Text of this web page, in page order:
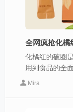
化橘红的破圈
用到食品的全
Mira